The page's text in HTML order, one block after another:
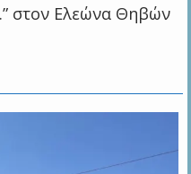
στον Ελεώνα Θηβών